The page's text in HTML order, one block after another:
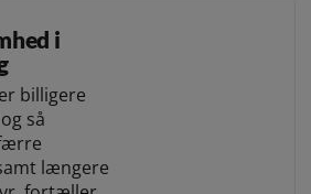
i
billigere
så
længere